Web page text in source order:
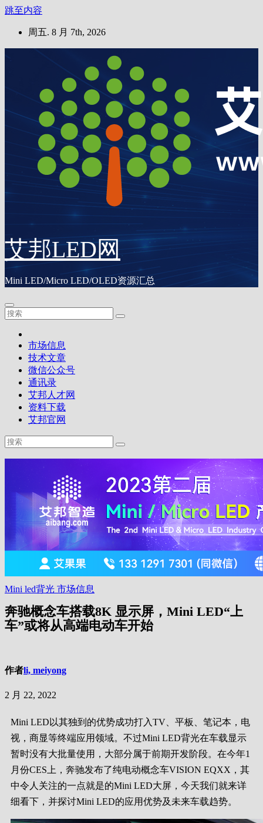
跳至内容
周五. 8 月 7th, 2026
艾邦LED网
Mini LED/Micro LED/OLED资源汇总
市场信息
技术文章
微信公众号
通讯录
艾邦人才网
资料下载
艾邦官网
Mini led背光 市场信息
奔驰概念车搭载8K 显示屏，Mini LED“上
车”或将从高端电动车开始
作者li, meiyong
2 月 22, 2022
Mini LED以其独到的优势成功打入TV、平板、笔记本，电
视，商显等终端应用领域。不过Mini LED背光在车载显示
暂时没有大批量使用，大部分属于前期开发阶段。在今年1
月份CES上，奔驰发布了纯电动概念车VISION EQXX，其
中令人关注的一点就是的Mini LED大屏，今天我们就来详
细看下，并探讨Mini LED的应用优势及未来车载趋势。